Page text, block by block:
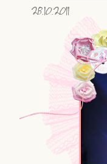
28.10.2011